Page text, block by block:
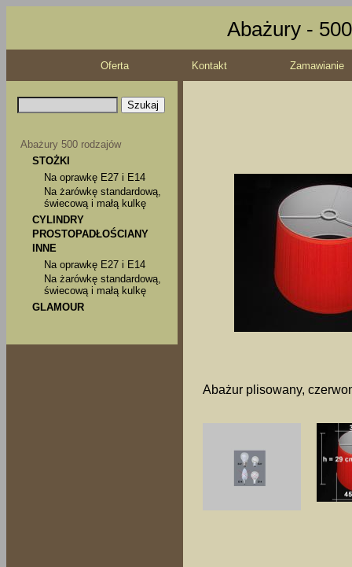
Abażury -
Oferta Kontakt Zamawianie
Abażury 500 rodzajów
STOŻKI
Na oprawkę E27 i E14
Na żarówkę standardową,
świecową i małą kulkę
CYLINDRY
PROSTOPADŁOŚCIANY
INNE
Na oprawkę E27 i E14
Na żarówkę standardową,
świecową i małą kulkę
GLAMOUR
Abażur plisowany,